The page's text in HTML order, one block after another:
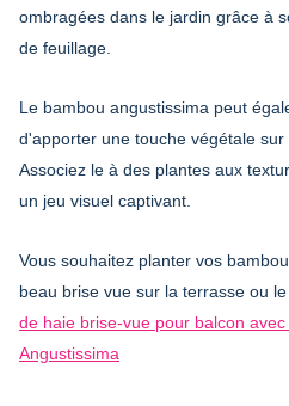
ombragées dans le jardin grâce à
de feuillage.
Le bambou angustissima peut
d'apporter une touche végétale sur
Associez le à des plantes aux
un jeu visuel captivant.
Vous souhaitez planter vos
beau brise vue sur la terrasse ou
de haie brise-vue pour balcon
Angustissima